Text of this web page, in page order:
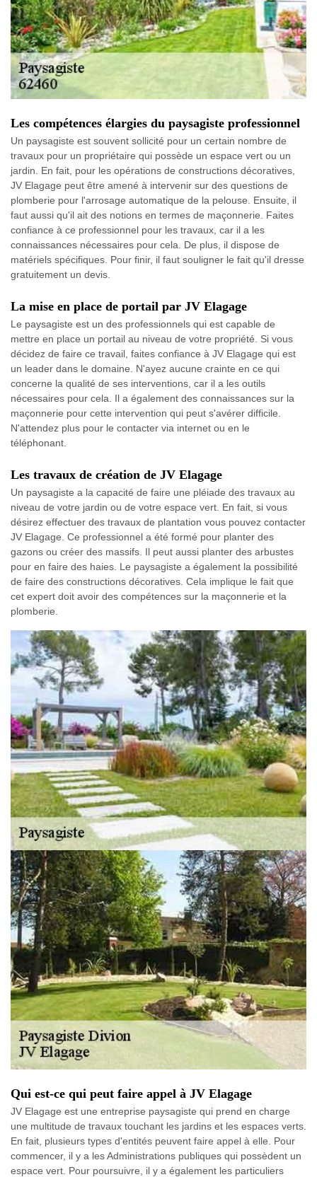
Les compétences élargies du paysagiste professionnel
Un paysagiste est souvent sollicité pour un certain nombre de
travaux pour un propriétaire qui possède un espace vert ou un
jardin. En fait, pour les opérations de constructions décoratives,
JV Elagage peut être amené à intervenir sur des questions de
plomberie pour l'arrosage automatique de la pelouse. Ensuite, il
faut aussi qu'il ait des notions en termes de maçonnerie. Faites
confiance à ce professionnel pour les travaux, car il a les
connaissances nécessaires pour cela. De plus, il dispose de
matériels spécifiques. Pour finir, il faut souligner le fait qu'il dresse
gratuitement un devis.
La mise en place de portail par JV Elagage
Le paysagiste est un des professionnels qui est capable de
mettre en place un portail au niveau de votre propriété. Si vous
décidez de faire ce travail, faites confiance à JV Elagage qui est
un leader dans le domaine. N'ayez aucune crainte en ce qui
concerne la qualité de ses interventions, car il a les outils
nécessaires pour cela. Il a également des connaissances sur la
maçonnerie pour cette intervention qui peut s'avérer difficile.
N'attendez plus pour le contacter via internet ou en le
téléphonant.
Les travaux de création de JV Elagage
Un paysagiste a la capacité de faire une pléiade des travaux au
niveau de votre jardin ou de votre espace vert. En fait, si vous
désirez effectuer des travaux de plantation vous pouvez contacter
JV Elagage. Ce professionnel a été formé pour planter des
gazons ou créer des massifs. Il peut aussi planter des arbustes
pour en faire des haies. Le paysagiste a également la possibilité
de faire des constructions décoratives. Cela implique le fait que
cet expert doit avoir des compétences sur la maçonnerie et la
plomberie.
Qui est-ce qui peut faire appel à JV Elagage
JV Elagage est une entreprise paysagiste qui prend en charge
une multitude de travaux touchant les jardins et les espaces verts.
En fait, plusieurs types d'entités peuvent faire appel à elle. Pour
commencer, il y a les Administrations publiques qui possèdent un
espace vert. Pour poursuivre, il y a également les particuliers